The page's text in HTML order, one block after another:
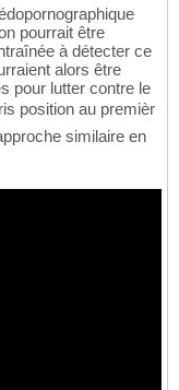
pourrait être
à détecter ce
alors être
pour lutter contre le
position au premièr
similaire en